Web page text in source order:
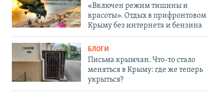
«Включен режим тишины и
красоты». Отдых в прифронтовом
Крыму без интернета и бензина
БЛОГИ
Письма крымчан. Что-то стало
меняться в Крыму: где же теперь
укрыться?